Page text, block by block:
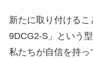
新たに取り付ける
9DCG2-S」という
私たちが自信を持